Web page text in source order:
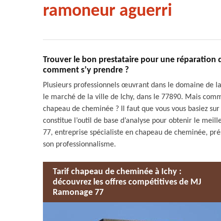
ramoneur aguerri
Trouver le bon prestataire pour une réparation
comment s’y prendre ?
Plusieurs professionnels œuvrant dans le domaine de
le marché de la ville de Ichy, dans le 77890. Mais
chapeau de cheminée ? Il faut que vous vous basiez
constitue l’outil de base d’analyse pour obtenir le
77, entreprise spécialiste en chapeau de cheminée,
son professionnalisme.
Tarif chapeau de cheminée à Ichy :
découvrez les offres compétitives de MJ
Ramonage 77